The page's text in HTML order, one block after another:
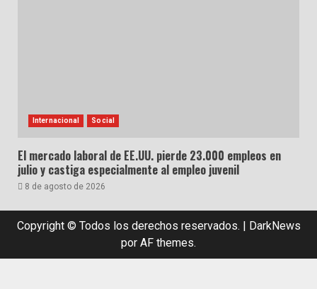
Internacional Social
El mercado laboral de EE.UU. pierde 23.000 empleos en
julio y castiga especialmente al empleo juvenil
8 de agosto de 2026
Copyright © Todos los derechos reservados. | DarkNews
por AF themes.